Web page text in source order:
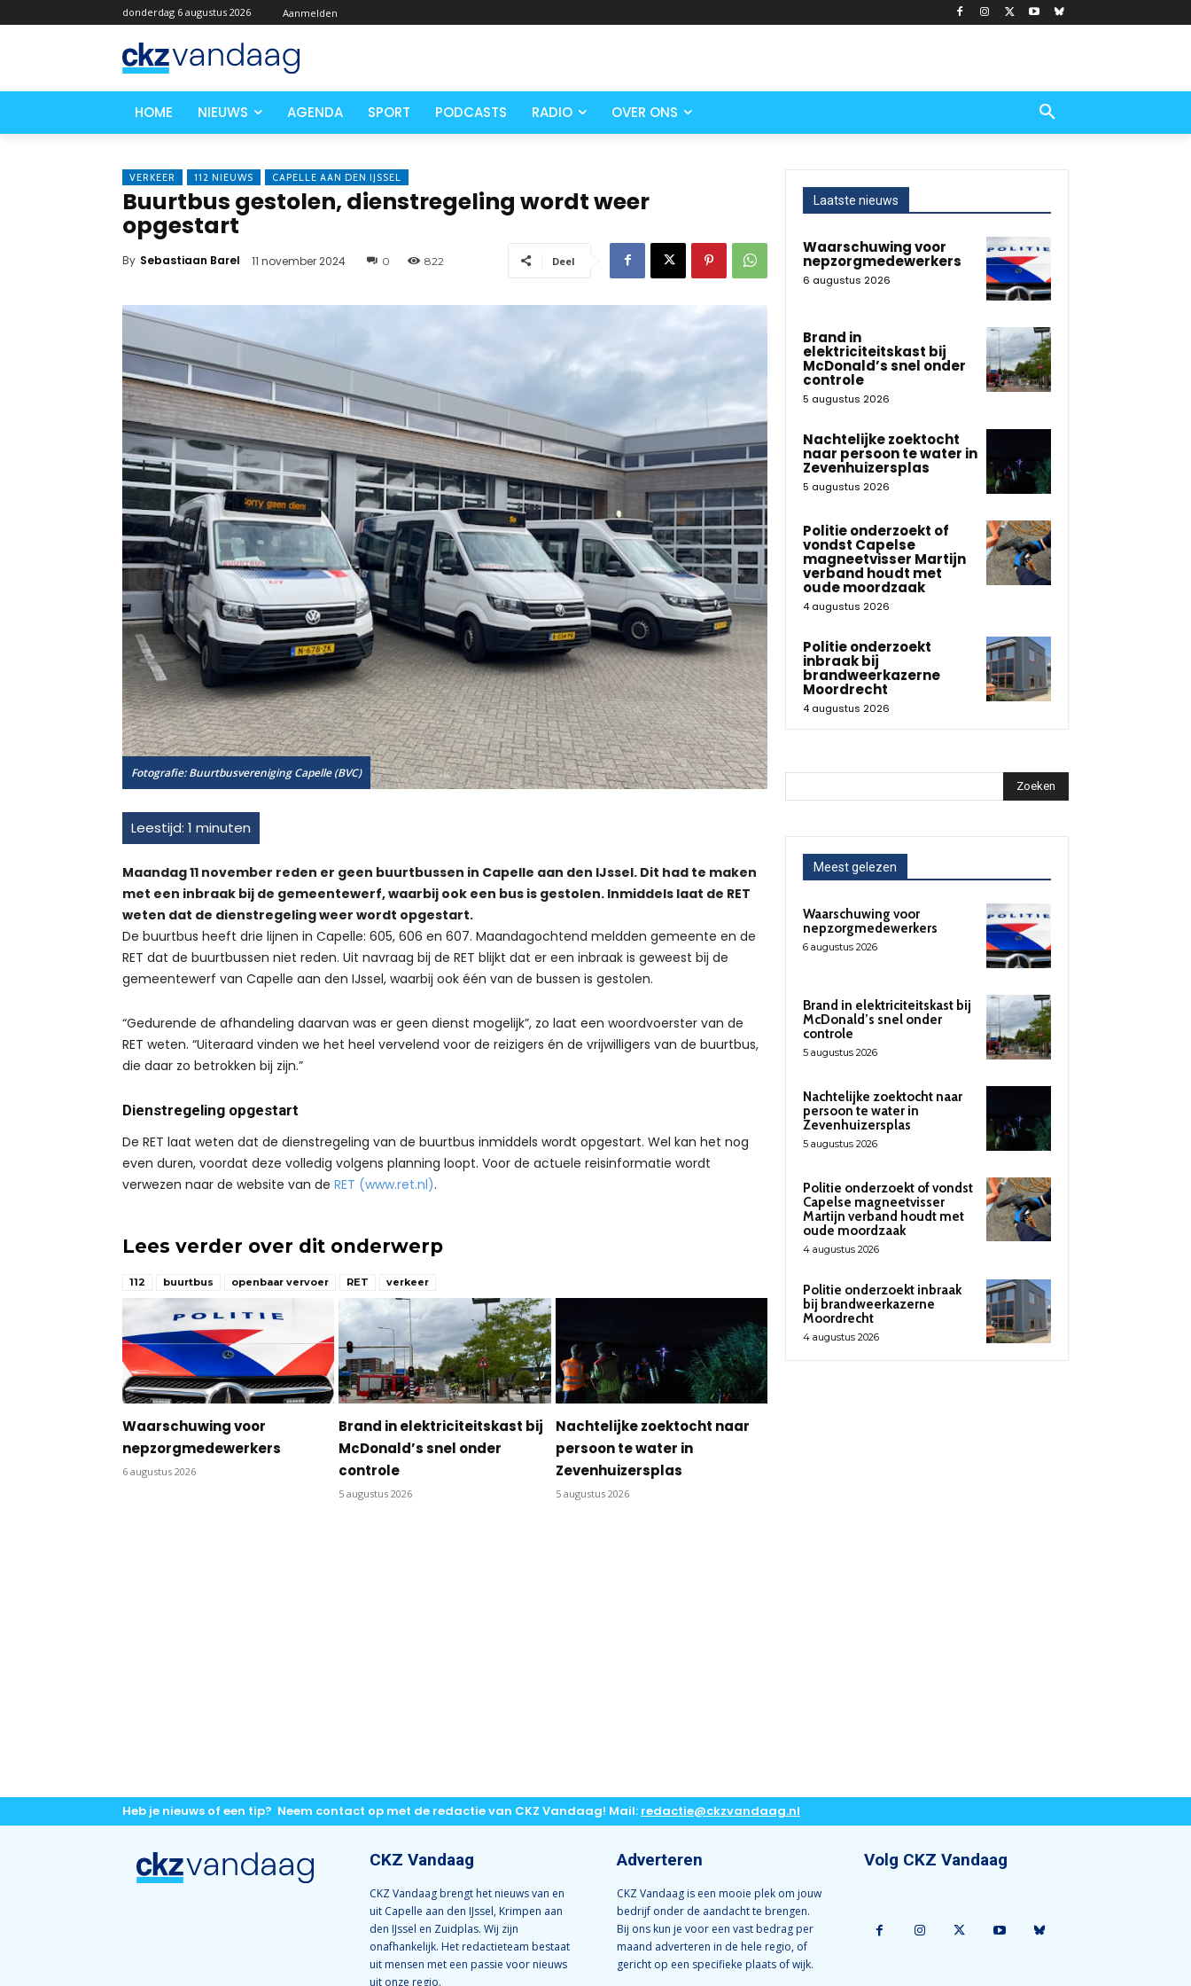
donderdag 6 augustus 2026 Aanmelden
HOME NIEUWS AGENDA SPORT PODCASTS RADIO OVER ONS
VERKEER 112 NIEUWS CAPELLE AAN DEN IJSSEL
Buurtbus gestolen, dienstregeling wordt weer
opgestart
By Sebastiaan Barel 11 november 2024 0 822 Deel
Fotografie: Buurtbusvereniging Capelle (BVC)
Maandag 11 november reden er geen buurtbussen in Capelle aan den IJssel. Dit had te maken
met een inbraak bij de gemeentewerf, waarbij ook een bus is gestolen. Inmiddels laat de RET
weten dat de dienstregeling weer wordt opgestart.
De buurtbus heeft drie lijnen in Capelle: 605, 606 en 607. Maandagochtend meldden gemeente en de
RET dat de buurtbussen niet reden. Uit navraag bij de RET blijkt dat er een inbraak is geweest bij de
gemeentewerf van Capelle aan den IJssel, waarbij ook één van de bussen is gestolen.
“Gedurende de afhandeling daarvan was er geen dienst mogelijk”, zo laat een woordvoerster van de
RET weten. “Uiteraard vinden we het heel vervelend voor de reizigers én de vrijwilligers van de buurtbus,
die daar zo betrokken bij zijn.”
Dienstregeling opgestart
De RET laat weten dat de dienstregeling van de buurtbus inmiddels wordt opgestart. Wel kan het nog
even duren, voordat deze volledig volgens planning loopt. Voor de actuele reisinformatie wordt
verwezen naar de website van de RET (www.ret.nl).
Lees verder over dit onderwerp
112 buurtbus openbaar vervoer RET verkeer
Waarschuwing voor
nepzorgmedewerkers
6 augustus 2026
Brand in elektriciteitskast bij
McDonald’s snel onder
controle
5 augustus 2026
Nachtelijke zoektocht naar
persoon te water in
Zevenhuizersplas
5 augustus 2026
Laatste nieuws
Waarschuwing voor
nepzorgmedewerkers
6 augustus 2026
Brand in
elektriciteitskast bij
McDonald’s snel onder
controle
5 augustus 2026
Nachtelijke zoektocht
naar persoon te water in
Zevenhuizersplas
5 augustus 2026
Politie onderzoekt of
vondst Capelse
magneetvisser Martijn
verband houdt met
oude moordzaak
4 augustus 2026
Politie onderzoekt
inbraak bij
brandweerkazerne
Moordrecht
4 augustus 2026
Zoeken
Meest gelezen
Waarschuwing voor
nepzorgmedewerkers
6 augustus 2026
Brand in elektriciteitskast bij
McDonald’s snel onder
controle
5 augustus 2026
Nachtelijke zoektocht naar
persoon te water in
Zevenhuizersplas
5 augustus 2026
Politie onderzoekt of vondst
Capelse magneetvisser
Martijn verband houdt met
oude moordzaak
4 augustus 2026
Politie onderzoekt inbraak
bij brandweerkazerne
Moordrecht
4 augustus 2026
Heb je nieuws of een tip? Neem contact op met de redactie van CKZ Vandaag! Mail: redactie@ckzvandaag.nl
CKZ Vandaag
CKZ Vandaag brengt het nieuws van en
uit Capelle aan den IJssel, Krimpen aan
den IJssel en Zuidplas. Wij zijn
onafhankelijk. Het redactieteam bestaat
uit mensen met een passie voor nieuws
uit onze regio.
Adverteren
CKZ Vandaag is een mooie plek om jouw
bedrijf onder de aandacht te brengen.
Bij ons kun je voor een vast bedrag per
maand adverteren in de hele regio, of
gericht op een specifieke plaats of wijk.
Volg CKZ Vandaag